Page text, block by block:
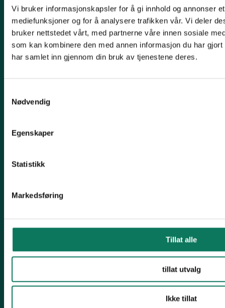
Vi bruker informasjonskapsler for å gi innhold og annonser
mediefunksjoner og for å analysere trafikken vår. Vi deler
bruker nettstedet vårt, med partnerne våre innen sosiale
som kan kombinere den med annen informasjon du har
har samlet inn gjennom din bruk av tjenestene deres.
Nødvendig
Egenskaper
Statistikk
Markedsføring
Tillat alle
tillat utvalg
Ikke tillat
Leder, Christopher Gallaher
E-post: vestfold@naturvernforbundet.no
Telefon: 918 09 890
Snarveier
Klima
Jordvern